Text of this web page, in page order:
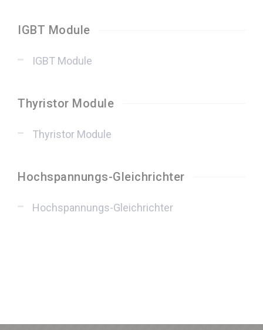
IGBT Module
IGBT Module
Thyristor Module
Thyristor Module
Hochspannungs-Gleichrichter
Hochspannungs-Gleichrichter